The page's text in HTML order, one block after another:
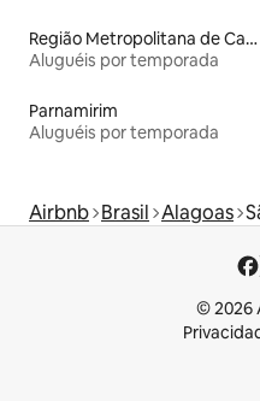
Região Metropolitana de Campina Grande
Aluguéis por temporada
Parnamirim
Aluguéis por temporada
Airbnb Brasil Alagoas
© 2026